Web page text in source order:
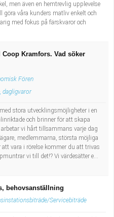
men även en hemtrevlig upplevelse
våra kunders matliv enkelt och
med fokus på färskvaror och
Kramfors. Vad söker
Fören
dagligvaror
stora utvecklingsmöjligheter i en
och brinner för att skapa
vi hårt tillsammans varje dag
medlemmarna, största möjliga
vara i rörelse kommer du att trivas
vi till det!? Vi värdesätter e...
behovsanställning
Servicebiträde